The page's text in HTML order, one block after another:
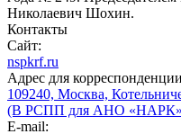
Николаевич Шохин.
Контакты
Сайт:
nspkrf.ru
Адрес для
109240, Москва,
(В РСПП для АНО
E-mail: